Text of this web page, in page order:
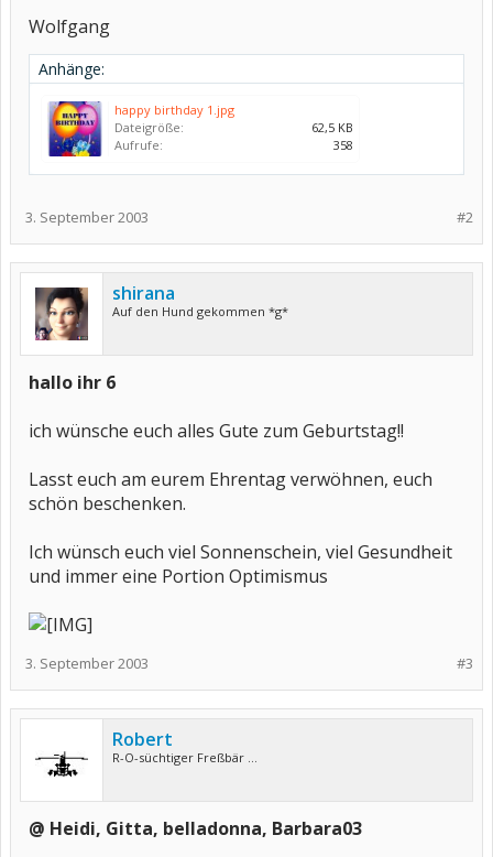
Wolfgang
Anhänge:
happy birthday 1.jpg
Dateigröße:
62,5 KB
Aufrufe:
358
#2
3. September 2003
shirana
Auf den Hund gekommen *g*
hallo ihr 6
ich wünsche euch alles Gute zum Geburtstag!!
Lasst euch am eurem Ehrentag verwöhnen, euch
schön beschenken.
Ich wünsch euch viel Sonnenschein, viel Gesundheit
und immer eine Portion Optimismus
#3
3. September 2003
Robert
R-O-süchtiger Freßbär ...
@ Heidi, Gitta, belladonna, Barbara03